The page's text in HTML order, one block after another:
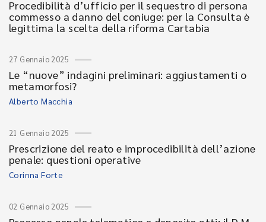
Procedibilità d’ufficio per il sequestro di persona
commesso a danno del coniuge: per la Consulta è
legittima la scelta della riforma Cartabia
27 Gennaio 2025
Le “nuove” indagini preliminari: aggiustamenti o
metamorfosi?
Alberto Macchia
21 Gennaio 2025
Prescrizione del reato e improcedibilità dell’azione
penale: questioni operative
Corinna Forte
02 Gennaio 2025